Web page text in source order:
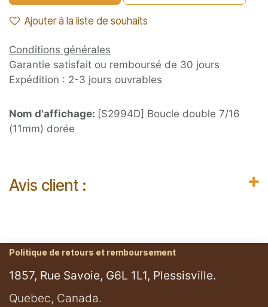
Ajouter à la liste de souhaits
Conditions générales
Garantie satisfait ou remboursé de 30 jours
Expédition : 2-3 jours ouvrables
Nom d'affichage: [S2994D] Boucle double 7/16
(11mm) dorée
Avis client :
Politique de retours et remboursement
1857, Rue Savoie, G6L 1L1, Plessisville.
​Quebec, Canada.